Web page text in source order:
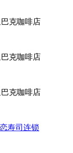
寿司连锁